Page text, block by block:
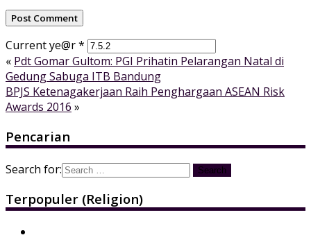
Current ye@r*
« Pdt Gomar Gultom: PGI Prihatin Pelarangan Natal di
Gedung Sabuga ITB Bandung
BPJS Ketenagakerjaan Raih Penghargaan ASEAN Risk
Awards 2016 »
Pencarian
Search for:
Terpopuler (Religion)